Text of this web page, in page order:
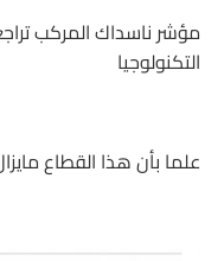
التكنولوجيا
علما بأن هذا القطاع مايزال مرتفع 70% منذ